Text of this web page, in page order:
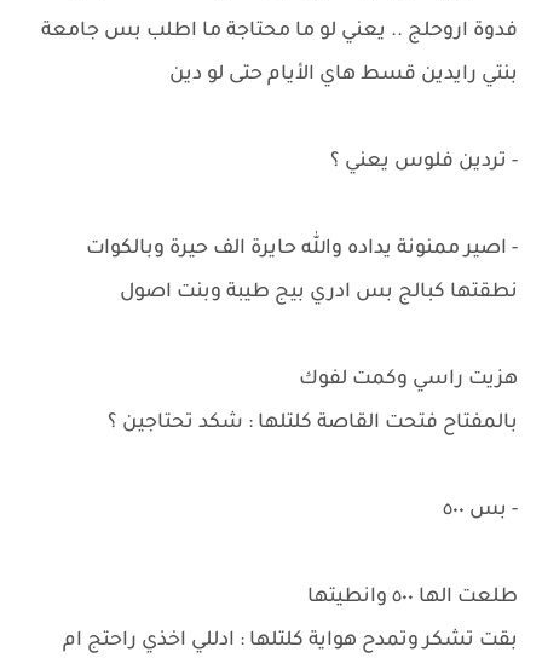
فدوة اروحلج .. يعني لو ما محتاجة ما اطلب بس جامعة
بنتي رايدين قسط هاي الأيام حتى لو دين
- تردين فلوس يعني ؟
- اصير ممنونة يداده والله حايرة الف حيرة وبالكوات
نطقتها كبالج بس ادري بيج طيبة وبنت اصول
هزيت راسي وكمت لفوك
بالمفتاح فتحت القاصة كلتلها : شكد تحتاجين ؟
- بس ٥٠٠
طلعت الها ٥٠٠ وانطيتها
بقت تشكر وتمدح هواية كلتلها : ادللي اخذي راحتج ام